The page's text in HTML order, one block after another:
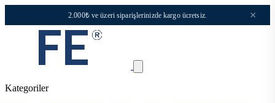
2.000₺ ve üzeri siparişlerinizde kargo ücretsiz. ×
Kategoriler